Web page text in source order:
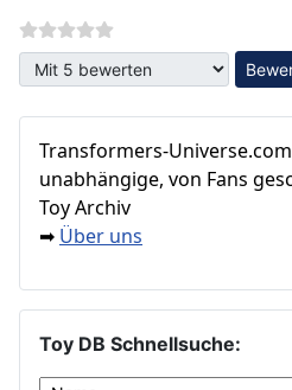
Bitte bewerten
unabhängige, von Fans
Toy Archiv
➡ Über uns
Toy DB Schnellsuche: